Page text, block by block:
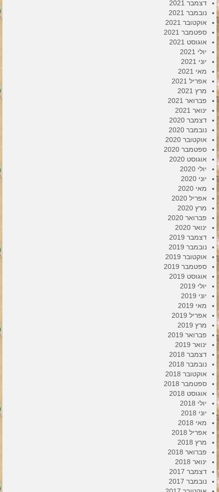
דצמבר 2021
נובמבר 2021
אוקטובר 2021
ספטמבר 2021
אוגוסט 2021
יולי 2021
יוני 2021
מאי 2021
אפריל 2021
מרץ 2021
פברואר 2021
ינואר 2021
דצמבר 2020
נובמבר 2020
אוקטובר 2020
ספטמבר 2020
אוגוסט 2020
יולי 2020
יוני 2020
מאי 2020
אפריל 2020
מרץ 2020
פברואר 2020
ינואר 2020
דצמבר 2019
נובמבר 2019
אוקטובר 2019
ספטמבר 2019
אוגוסט 2019
יולי 2019
יוני 2019
מאי 2019
אפריל 2019
מרץ 2019
פברואר 2019
ינואר 2019
דצמבר 2018
נובמבר 2018
אוקטובר 2018
ספטמבר 2018
אוגוסט 2018
יולי 2018
יוני 2018
מאי 2018
אפריל 2018
מרץ 2018
פברואר 2018
ינואר 2018
דצמבר 2017
נובמבר 2017